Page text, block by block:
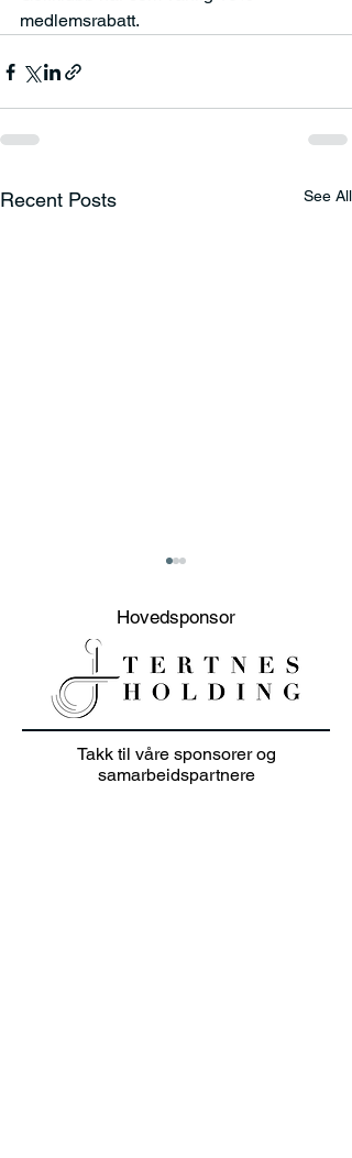
medlemsrabatt.
Recent Posts See All
20% sommer salg på
klær i juli 👕🏌️‍♀️
Hovedsponsor
Takk til våre sponsorer og
samarbeidspartnere